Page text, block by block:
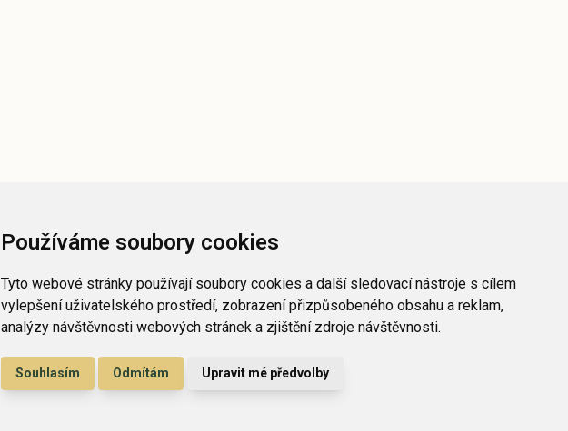
Používáme soubory cookies
Tyto webové stránky používají soubory cookies a další sledovací nástroje s cílem
vylepšení uživatelského prostředí, zobrazení přizpůsobeného obsahu a reklam,
analýzy návštěvnosti webových stránek a zjištění zdroje návštěvnosti.
Souhlasím Odmítám Upravit mé předvolby